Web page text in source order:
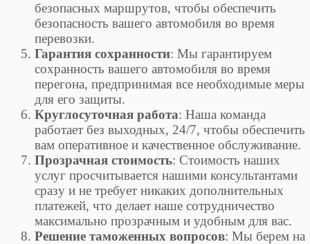
безопасных маршрутов, чтобы обеспечить
безопасность вашего автомобиля во время
перевозки.
Гарантия сохранности: Мы гарантируем
сохранность вашего автомобиля во время
перегона, предпринимая все необходимые меры
для его защиты.
Круглосуточная работа: Наша команда
работает без выходных, 24/7, чтобы обеспечить
вам оперативное и качественное обслуживание.
Прозрачная стоимость: Стоимость наших
услуг просчитывается нашими консультантами
сразу и не требует никаких дополнительных
платежей, что делает наше сотрудничество
максимально прозрачным и удобным для вас.
Решение таможенных вопросов: Мы берем на